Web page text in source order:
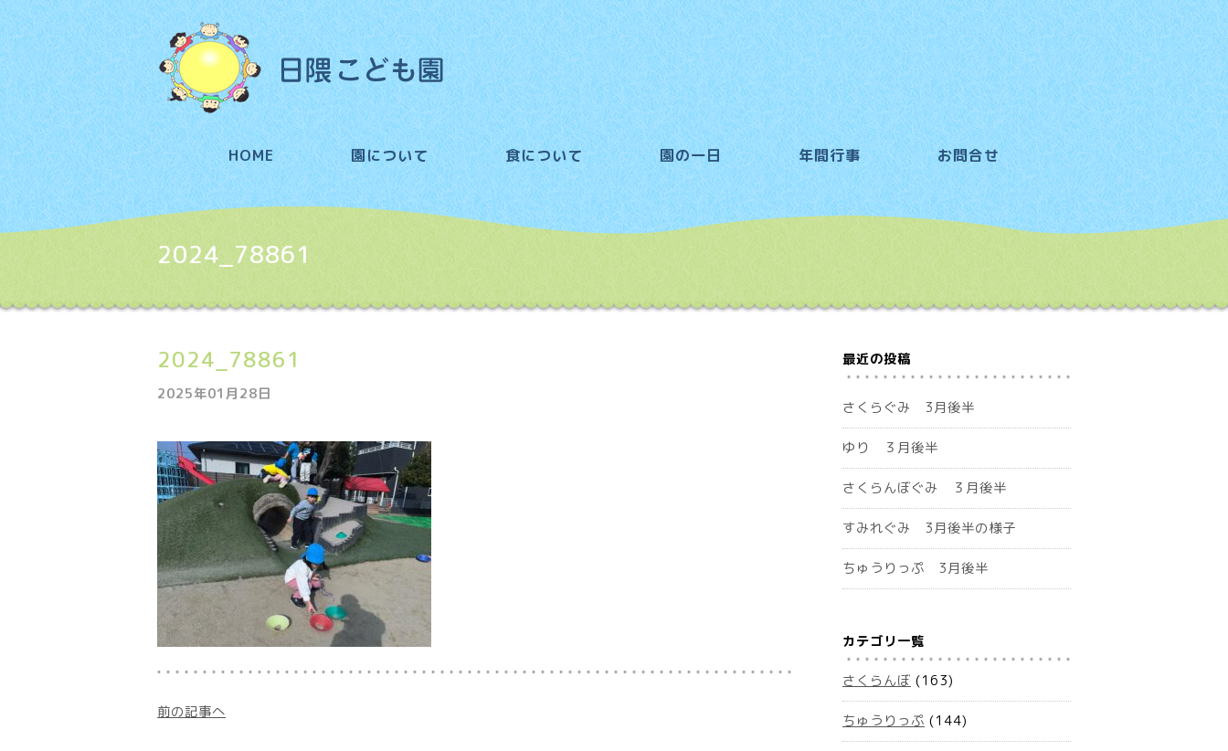
HOME 園について 食について 園の一日 年間行事 お問合せ
2024_78861
2024_78861
2025年01月28日
前の記事へ
最近の投稿
さくらぐみ 3月後半
ゆり ３月後半
さくらんぼぐみ ３月後半
すみれぐみ 3月後半の様子
ちゅうりっぷ 3月後半
カテゴリ一覧
さくらんぼ (163)
ちゅうりっぷ (144)